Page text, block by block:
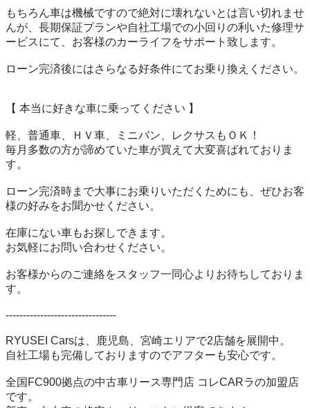
もちろん車は機械ですので絶対に壊れないとは言い切れませ
んが、長期保証プランや自社工場での小回りの利いた修理サ
ービスにて、お客様のカーライフをサポート致します。
ローン完済後にはさらなる好条件にてお乗り換えください。
【 本当に好きな車に乗ってください 】
軽、普通車、ＨＶ車、ミニバン、レクサスもＯＫ！
毎月多数の方が諦めていた車が買えて大変喜ばれておりま
す。
ローン完済時まで大事にお乗りいただくためにも、ぜひお客
様の好みをお聞かせください。
在庫にない車もお探しできます。
お気軽にお問い合わせください。
お客様からのご連絡をスタッフ一同心よりお待ちしておりま
す。
--------------------------------
RYUSEI Carsは、鹿児島、宮崎エリアで2店舗を展開中。
自社工場も完備しておりますのでアフターも安心です。
全国FC900拠点の中古車リース専門店 コレCARラの加盟店
です。